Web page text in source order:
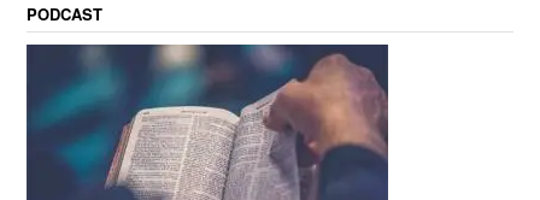
PODCAST